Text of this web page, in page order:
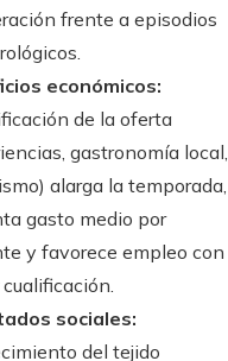
frente a episodios
económicos:
de la oferta
gastronomía local,
alarga la temporada,
gasto medio por
y favorece empleo con
sociales:
del tejido